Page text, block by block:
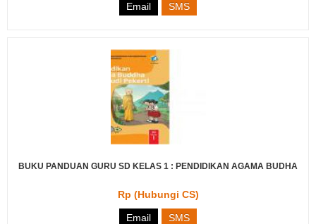
Email SMS
BUKU PANDUAN GURU SD KELAS 1 : PENDIDIKAN AGAMA BUDHA
Rp (Hubungi CS)
Email SMS